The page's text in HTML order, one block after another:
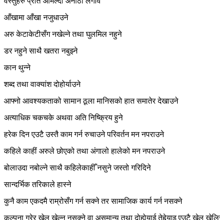
आँखामा आँखा नजुधाउने
अरु केटाकेटीसँग नखेल्ने तथा घुलमिल नहुने
डर नहुने साथै खतरा नबुझ्ने
कान थुन्ने
शब्द तथा वाक्यांश दोहोर्याउने
आफ्नो आवश्यकताको सामान ठूला मानिसको हात समातेर देखाउने
अत्याधिक चकचके अथवा अति निष्क्रिय हुने
हरेक दिन एउटै उस्तै काम गर्न रुचाउने परिवर्तन मन नपराउने
कहिले काहीं अरुले छोएको तथा अंगालो हालेको मन नपराउने
बोलाउदा नबोल्ने साथै कहिलेकाहीँ नसुने जस्तो गरिदिने
सान्दर्भिक तरिकाले हास्ने
कुनै काम एकदमै राम्रोसँग गर्न सक्ने तर सामाजिक कार्य गर्न नसक्ने
कल्पना गरेर खेल खेल्न नसक्ने वा असमान्य तथा दोहोर्‍याई तेहेर्‍याइ एउटै खेल